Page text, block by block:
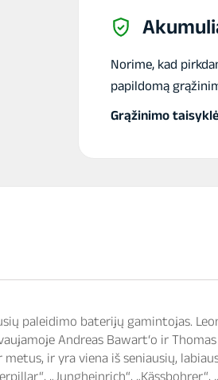
Norime, kad
papildomą
Grąžinimo
paleidimo baterijų gamintojas.
Andreas Bawart‘o ir
ir yra viena iš seniausių,
„Jungheinrich“, „Kässbohrer“,